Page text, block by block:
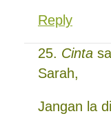
Reply
Cinta
Sarah,
Jangan la